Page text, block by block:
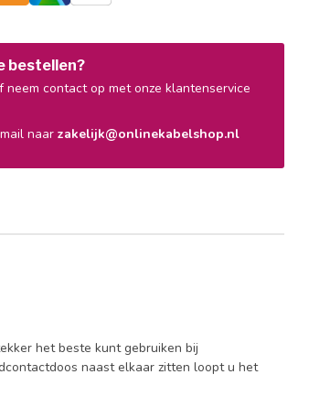
bestellen?
contact op met onze klantenservice
naarzakelijk@onlinekabelshop.nl
het beste kunt gebruiken bij
naast elkaar zitten loopt u het